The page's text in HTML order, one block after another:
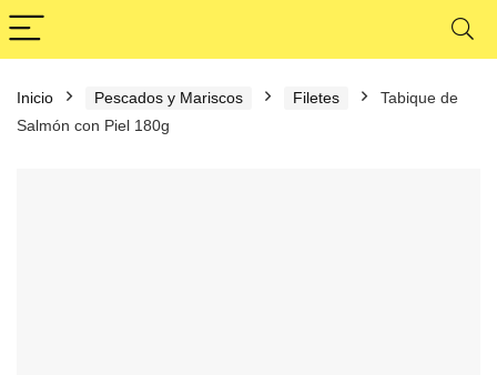
Inicio Pescados y Mariscos Filetes
Tabique de
Salmón con Piel 180g